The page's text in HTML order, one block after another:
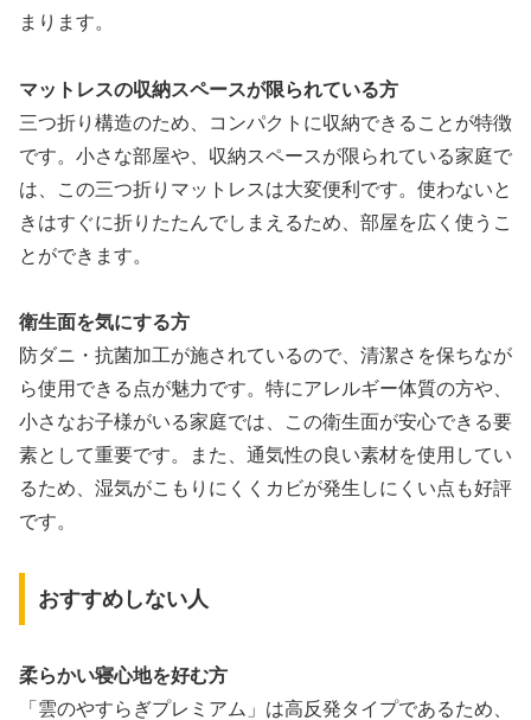
まります。
マットレスの収納スペースが限られている方
三つ折り構造のため、コンパクトに収納できることが特徴
です。小さな部屋や、収納スペースが限られている家庭で
は、この三つ折りマットレスは大変便利です。使わないと
きはすぐに折りたたんでしまえるため、部屋を広く使うこ
とができます。
衛生面を気にする方
防ダニ・抗菌加工が施されているので、清潔さを保ちなが
ら使用できる点が魅力です。特にアレルギー体質の方や、
小さなお子様がいる家庭では、この衛生面が安心できる要
素として重要です。また、通気性の良い素材を使用してい
るため、湿気がこもりにくくカビが発生しにくい点も好評
です。
おすすめしない人
柔らかい寝心地を好む方
「雲のやすらぎプレミアム」は高反発タイプであるため、